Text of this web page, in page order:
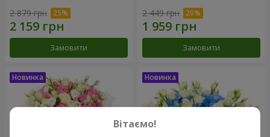
2 879 грн
Замовити
2 449 грн
Замовити
Вітаємо!